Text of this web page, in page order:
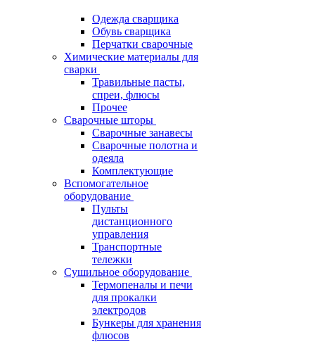
Одежда сварщика
Обувь сварщика
Перчатки сварочные
Химические материалы для
сварки
Травильные пасты,
спреи, флюсы
Прочее
Сварочные шторы
Сварочные занавесы
Сварочные полотна и
одеяла
Комплектующие
Вспомогательное
оборудование
Пульты
дистанционного
управления
Транспортные
тележки
Сушильное оборудование
Термопеналы и печи
для прокалки
электродов
Бункеры для хранения
флюсов